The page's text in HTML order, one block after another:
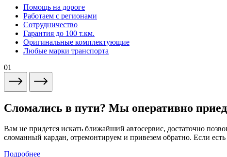
Помощь на дороге
Работаем с регионами
Сотрудничество
Гарантия до 100 т.км.
Оригинальные комплектующие
Любые марки транспорта
01
Сломались в пути? Мы оперативно
Вам не придется искать ближайший автосервис, достаточно
сломанный кардан, отремонтируем и привезем обратно. Если
Подробнее